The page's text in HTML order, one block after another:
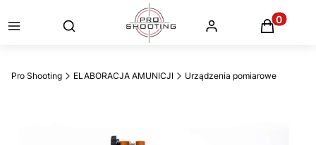
Otwórz wyszukiwarkę
Pro Shooting ELABORACJA AMUNICJI Urządzenia pomiarowe